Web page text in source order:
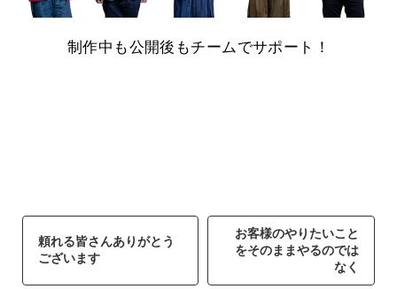
制作中も公開後もチームでサポート！
頼れる皆さんありがとう
ございます
お客様のやりたいこと
をそのままやるのでは
なく